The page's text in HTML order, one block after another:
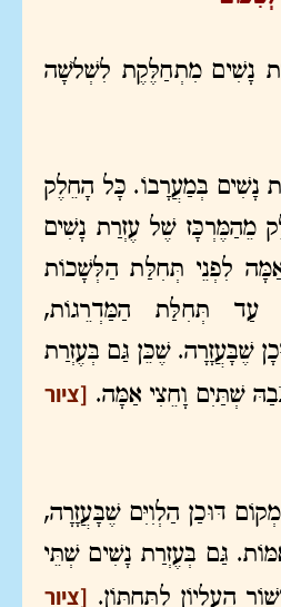
נָשִׁים מִתְחַלֶּקֶת לִשְׁלֹשָׁה
נָשִׁים בְּמַעֲרָבוֹ. כָּל הָחֵלֶק
מֵהַמֶּרְכָּז שֶׁל עֶזְרַת נָשִׁים
לִפְנֵי תְּחִלַּת הַלְּשָׁכוֹת
עַד תְּחִלַּת הַמַּדְרֵגוֹת,
שֶׁבָּעֲזָרָה. שֶׁכֵּן גַּם בְּעֶזְרַת
שְׁתַּיִם וָחֵצִי אַמָּה. [ציור
דּוּכַן הַלְוִיִּם שֶׁבָּעֲזָרָה,
גַּם בְּעֶזְרַת נָשִׁים שְׁתֵּי
הָעֶלְיוֹן לַתַּחְתּוֹן. [ציור